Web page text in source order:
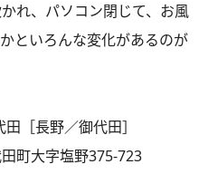
れ、パソコン閉じて、お風
といろんな変化があるのが
［長野／御代田］
町大字塩野375-723